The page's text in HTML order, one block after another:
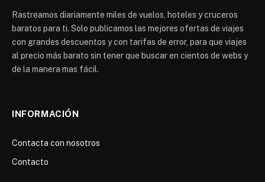
Rastreamos diariamente miles de vuelos, hoteles y cruceros
baratos para ti. Solo publicamos las mejores ofertas de viajes
con grandes descuentos y con tarifas de error, para que viajes
al precio más barato sin tener que buscar en cientos de webs y
de la manera mas fácil.
INFORMACIÓN
Contacta con nosotros
Contacto